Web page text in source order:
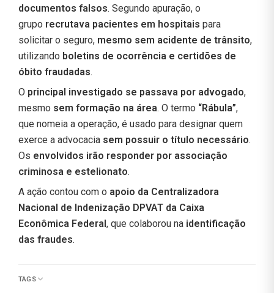
documentos falsos. Segundo apuração, o
grupo recrutava pacientes em hospitais para
solicitar o seguro, mesmo sem acidente de trânsito,
utilizando boletins de ocorrência e certidões de
óbito fraudadas.
O principal investigado se passava por advogado,
mesmo sem formação na área. O termo “Rábula”,
que nomeia a operação, é usado para designar quem
exerce a advocacia sem possuir o título necessário.
Os envolvidos irão responder por associação
criminosa e estelionato.
A ação contou com o apoio da Centralizadora
Nacional de Indenização DPVAT da Caixa
Econômica Federal, que colaborou na identificação
das fraudes.
TAGS